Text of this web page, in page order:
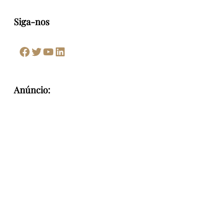
Siga-nos
Facebook Twitter Youtube LinkedIn
Anúncio: